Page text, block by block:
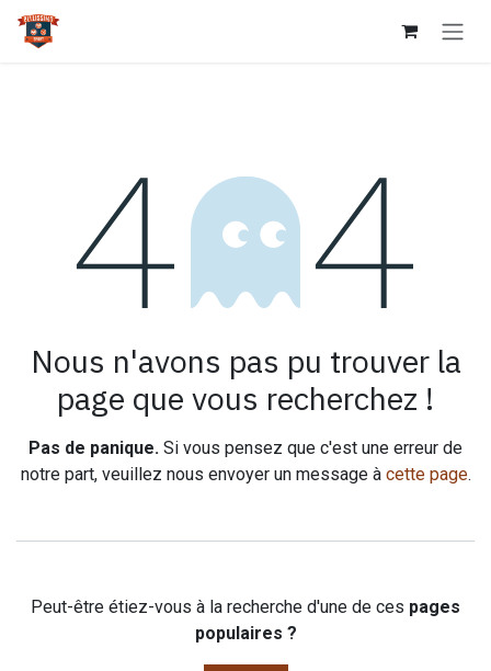
Se rendre au contenu
Erreur 404
Nous n'avons pas pu trouver la
page que vous recherchez !
Pas de panique. Si vous pensez que c'est une erreur de
notre part, veuillez nous envoyer un message à cette page.
Peut-être étiez-vous à la recherche d'une de ces pages
populaires ?